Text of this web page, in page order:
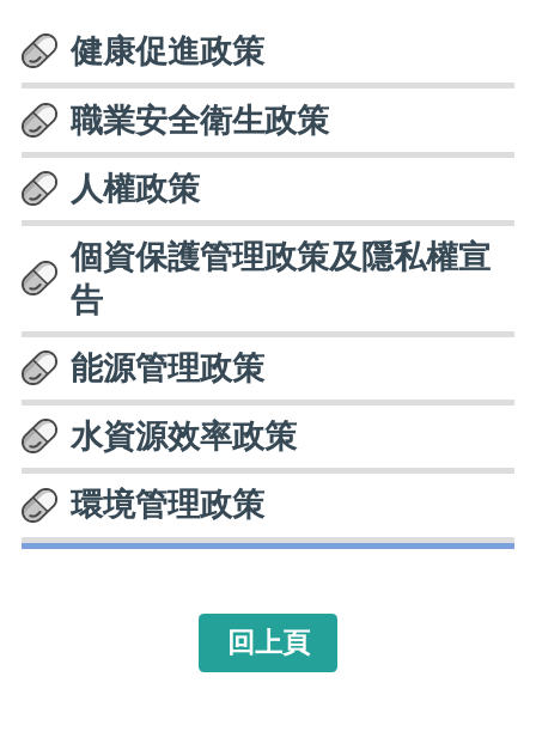
健康促進政策
職業安全衛生政策
人權政策
個資保護管理政策及隱私權宣
告
能源管理政策
水資源效率政策
環境管理政策
回上頁